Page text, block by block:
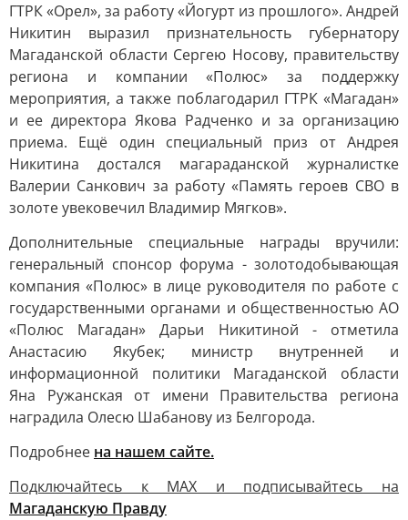
ГТРК «Орел», за работу «Йогурт из прошлого». Андрей
Никитин выразил признательность губернатору
Магаданской области Сергею Носову, правительству
региона и компании «Полюс» за поддержку
мероприятия, а также поблагодарил ГТРК «Магадан»
и ее директора Якова Радченко и за организацию
приема. Ещё один специальный приз от Андрея
Никитина достался магараданской журналистке
Валерии Санкович за работу «Память героев СВО в
золоте увековечил Владимир Мягков».
Дополнительные специальные награды вручили:
генеральный спонсор форума - золотодобывающая
компания «Полюс» в лице руководителя по работе с
государственными органами и общественностью АО
«Полюс Магадан» Дарьи Никитиной - отметила
Анастасию Якубек; министр внутренней и
информационной политики Магаданской области
Яна Ружанская от имени Правительства региона
наградила Олесю Шабанову из Белгорода.
Подробнее на нашем сайте.
Подключайтесь к MAX и подписывайтесь на
Магаданскую Правду